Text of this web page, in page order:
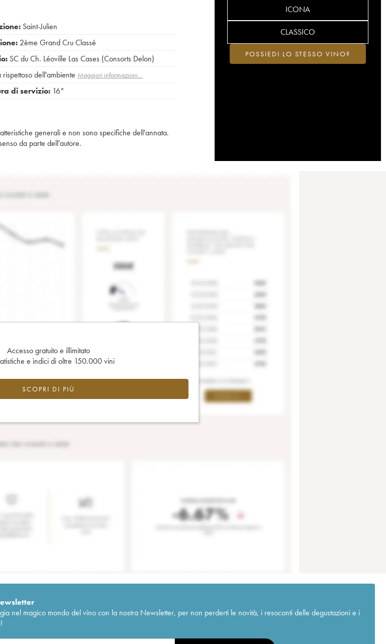
ICONA
CLASSICO
POSSIEDI LO STESSO VINO?
Saint-Julien
2ème Grand Cru Classé
SC du Ch. Léoville Las Cases (Consorts Delon)
rispettoso dell'ambiente Maggiori informazioni…
di servizio: 16°
generali e non sono specifiche dell'annata.
da parte dell'autore.
Accesso gratuito e illimitato
e indici di oltre 150.000 vini
SCOPRI DI PIÙ
nel magico mondo del vino con la nostra Newsletter, per non perderti le novità, i resoconti delle degustazioni e i